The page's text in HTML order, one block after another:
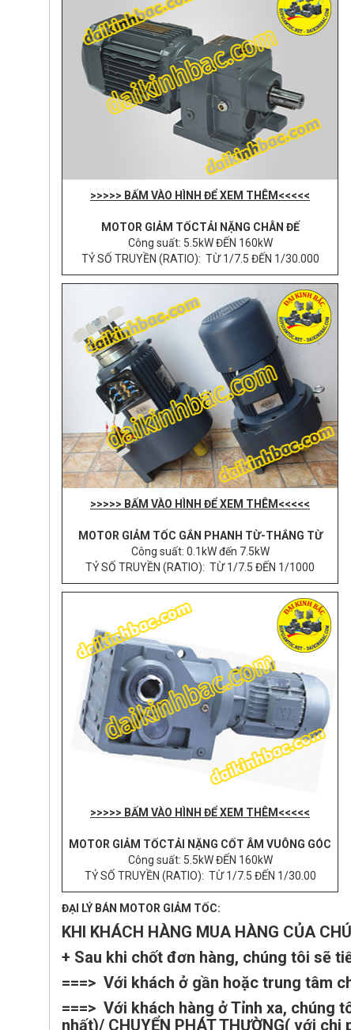
>>>>> BẤM VÀO HÌNH ĐỂ XEM THÊM<<<<<
MOTOR GIẢM TỐCTẢI NẶNG CHÂN ĐẾ
Công suất: 5.5kW ĐẾN 160kW
TỶ SỐ TRUYỀN (RATIO): TỪ 1/7.5 ĐẾN 1/30.000
>>>>> BẤM VÀO HÌNH ĐỂ XEM THÊM<<<<<
MOTOR GIẢM TỐC GẮN PHANH TỪ-THẮNG TỪ
Công suất: 0.1kW đến 7.5kW
TỶ SỐ TRUYỀN (RATIO): TỪ 1/7.5 ĐẾN 1/1000
>>>>> BẤM VÀO HÌNH ĐỂ XEM THÊM<<<<<
MOTOR GIẢM TỐCTẢI NẶNG CỐT ÂM VUÔNG GÓC
Công suất: 5.5kW ĐẾN 160kW
TỶ SỐ TRUYỀN (RATIO): TỪ 1/7.5 ĐẾN 1/30.00
ĐẠI LÝ BÁN MOTOR GIẢM TỐC:
KHI KHÁCH HÀNG MUA HÀNG CỦA
+ Sau khi chốt đơn hàng, chúng tôi sẽ
===> Với khách ở gần hoặc trung tâm
===> Với khách hàng ở Tỉnh xa, chúng
nhất)/ CHUYỂN PHÁT THƯỜNG( với chi